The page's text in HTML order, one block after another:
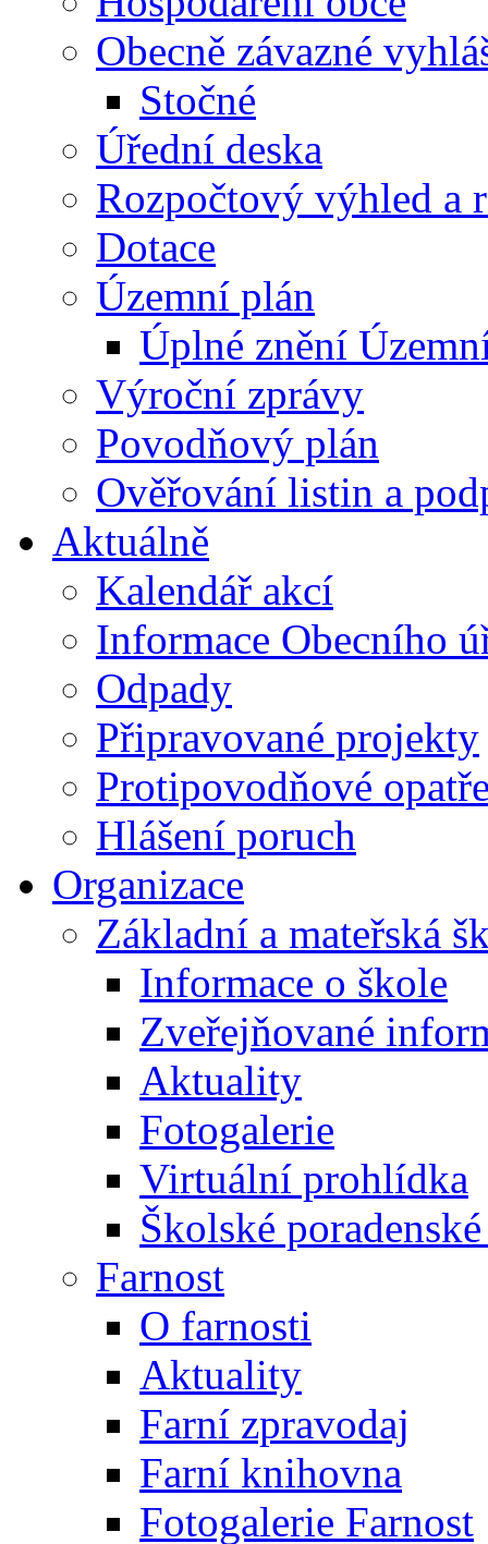
Obecně závazné
Stočné
Úřední deska
Rozpočtový výhled a
Dotace
Územní plán
Úplné znění
Výroční zprávy
Povodňový plán
Ověřování listin a
Aktuálně
Kalendář akcí
Informace Obecního
Odpady
Připravované projekty
Protipovodňové
Hlášení poruch
Organizace
Základní a mateřská
Informace o škole
Zveřejňované
Aktuality
Fotogalerie
Virtuální prohlídka
Školské
Farnost
O farnosti
Aktuality
Farní zpravodaj
Farní knihovna
Fotogalerie Farnost